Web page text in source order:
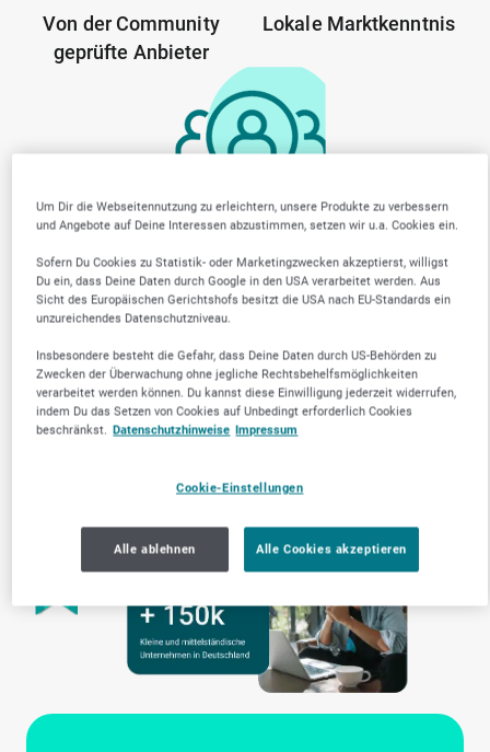
Von der Community
geprüfte Anbieter
Lokale Marktkenntnis
Um Dir die Webseitennutzung zu erleichtern, unsere Produkte zu verbessern
und Angebote auf Deine Interessen abzustimmen, setzen wir u.a. Cookies ein.
Sofern Du Cookies zu Statistik- oder Marketingzwecken akzeptierst, willigst
Du ein, dass Deine Daten durch Google in den USA verarbeitet werden. Aus
Sicht des Europäischen Gerichtshofs besitzt die USA nach EU-Standards ein
unzureichendes Datenschutzniveau.
Insbesondere besteht die Gefahr, dass Deine Daten durch US-Behörden zu
Zwecken der Überwachung ohne jegliche Rechtsbehelfsmöglichkeiten
verarbeitet werden können. Du kannst diese Einwilligung jederzeit widerrufen,
indem Du das Setzen von Cookies auf Unbedingt erforderlich Cookies
beschränkst. Datenschutzhinweise Impressum
Cookie-Einstellungen
Alle ablehnen Alle Cookies akzeptieren